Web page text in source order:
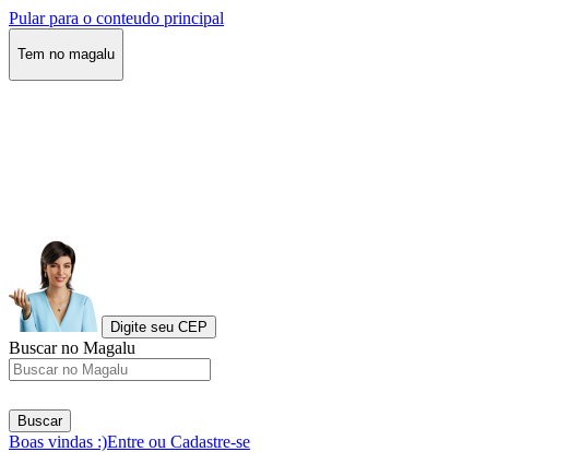
Pular para o conteudo principal
Tem no magalu
Digite seu CEP
Buscar no Magalu
Buscar
Boas vindas :)Entre ou Cadastre-se